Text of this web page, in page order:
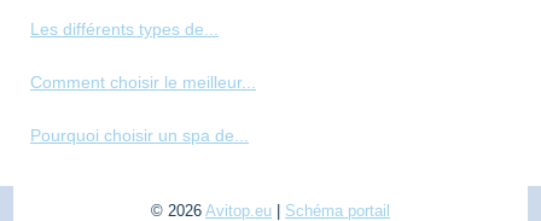
Les différents types de...
Comment choisir le meilleur...
Pourquoi choisir un spa de...
© 2026 Avitop.eu | Schéma portail